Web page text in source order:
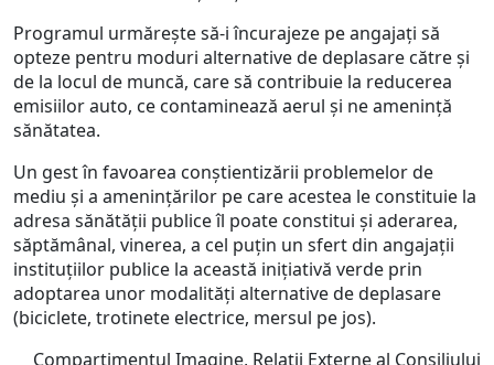
Programul urmărește să-i încurajeze pe angajați să
opteze pentru moduri alternative de deplasare către și
de la locul de muncă, care să contribuie la reducerea
emisiilor auto, ce contaminează aerul și ne amenință
sănătatea.
Un gest în favoarea conștientizării problemelor de
mediu și a amenințărilor pe care acestea le constituie la
adresa sănătății publice îl poate constitui și aderarea,
săptămânal, vinerea, a cel puțin un sfert din angajații
instituțiilor publice la această inițiativă verde prin
adoptarea unor modalități alternative de deplasare
(biciclete, trotinete electrice, mersul pe jos).
Compartimentul Imagine, Relații Externe al Consiliului